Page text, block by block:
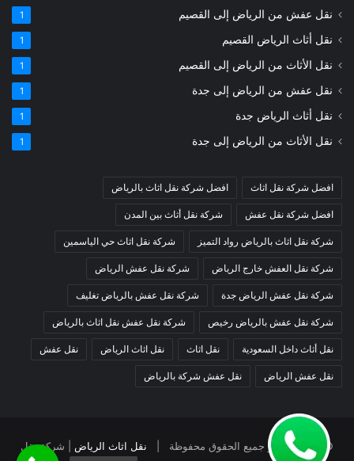
نقل عفش من الرياض إلى القصيم 1
نقل أثاث الرياض القصيم 1
نقل الأثاث من الرياض إلى القصيم 1
نقل عفش من الرياض إلى جدة 1
نقل أثاث الرياض جدة 1
نقل الأثاث من الرياض إلى جدة 1
افضل شركة نقل اثاث افضل شركة نقل اثاث بالرياض
افضل شركة نقل عفش شركة نقل أثاث بين المدن
شركة نقل اثاث بالرياض رواد التميز شركة نقل اثاث حي الياسمين
شركة نقل العفش خارج الرياض شركة نقل عفش الرياض
شركة نقل عفش الرياض جدة شركة نقل عفش بالرياض تغليف
شركة نقل عفش بالرياض رخيص شركة نقل عفش نقل اثاث بالرياض
نقل أثاث داخل السعودية نقل اثاث نقل اثاث الرياض نقل عفش
نقل عفش الرياض نقل عفش شركة بالرياض
© حقوق النشر جميع الحقوق محفوظة | نقل اثاث الرياض | شركة نقل